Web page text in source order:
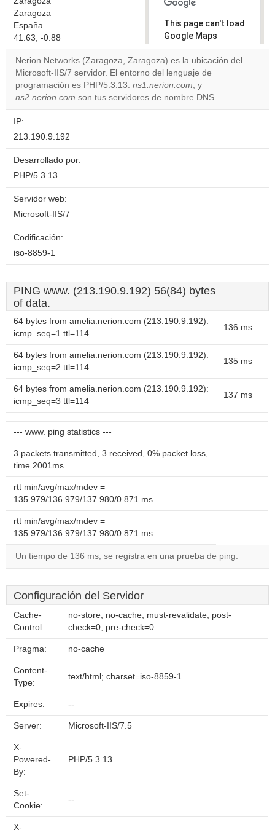
Zaragoza
España
41.63, -0.88
This page can't load
Google Maps
correctly.
Do you
own this
website?
Nerion Networks (Zaragoza, Zaragoza) es la ubicación del
Microsoft-IIS/7 servidor. El entorno del lenguaje de
programación es PHP/5.3.13. ns1.nerion.com, y
ns2.nerion.com son tus servidores de nombre DNS.
IP:
213.190.9.192
Desarrollado por:
PHP/5.3.13
Servidor web:
Microsoft-IIS/7
Codificación:
iso-8859-1
PING www. (213.190.9.192) 56(84) bytes
of data.
64 bytes from amelia.nerion.com (213.190.9.192):
icmp_seq=1 ttl=114
136 ms
64 bytes from amelia.nerion.com (213.190.9.192):
icmp_seq=2 ttl=114
135 ms
64 bytes from amelia.nerion.com (213.190.9.192):
icmp_seq=3 ttl=114
137 ms
--- www. ping statistics ---
3 packets transmitted, 3 received, 0% packet loss,
time 2001ms
rtt min/avg/max/mdev =
135.979/136.979/137.980/0.871 ms
rtt min/avg/max/mdev =
135.979/136.979/137.980/0.871 ms
Un tiempo de 136 ms, se registra en una prueba de ping.
Configuración del Servidor
Cache-
Control:
no-store, no-cache, must-revalidate, post-
check=0, pre-check=0
Pragma: no-cache
Content-
Type:
text/html; charset=iso-8859-1
Expires: --
Server: Microsoft-IIS/7.5
X-
Powered-
By:
PHP/5.3.13
Set-
Cookie:
--
X-